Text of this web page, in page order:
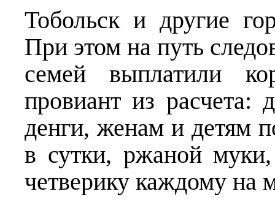
Тобольск и другие
При этом на путь
семей выплатили
провиант из
денги, женам и детям
в сутки, ржаной
четверику каждому на